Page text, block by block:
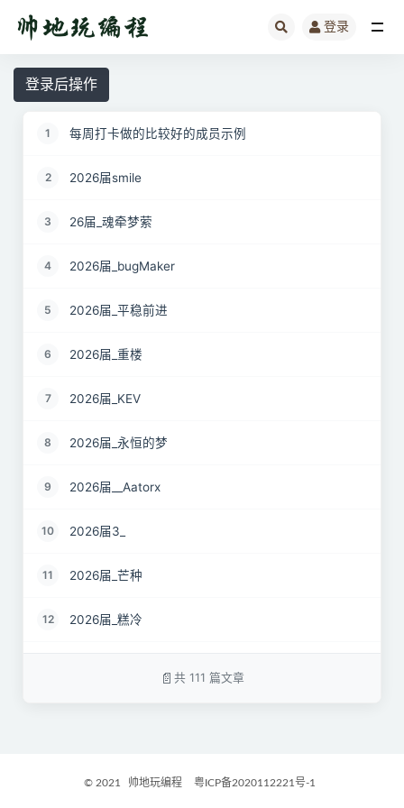
登录
登录后操作
1 每周打卡做的比较好的成员示例
2 2026届smile
3 26届_魂牵梦萦
4 2026届_bugMaker
5 2026届_平稳前进
6 2026届_重楼
7 2026届_KEV
8 2026届_永恒的梦
9 2026届__Aatorx
10 2026届3_
11 2026届_芒种
12 2026届_糕冷
共 111 篇文章
© 2021 帅地玩编程 粤ICP备2020112221号-1